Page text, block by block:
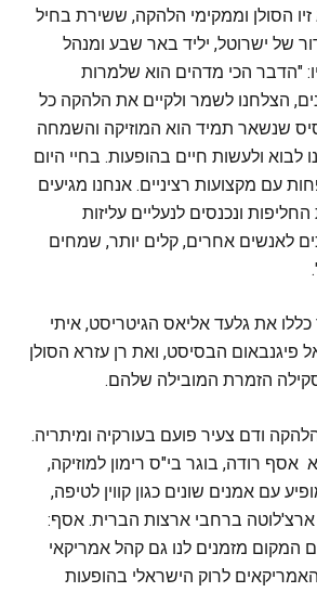
הסולן וממקימי הלהקה, ששירת בחיל
של ישרוטל, יליד באר שבע ומנהל
"הדבר הכי מדהים הוא שלמרות
הצלחנו לשמר ולקיים את הלהקה כל
שנשאר תמיד הוא המוזיקה והשמחה
לבוא ולעשות חיים בהופעות. בחיי היום
עם מקצועות רציניים. אנחנו מגיעים
ונכנסים לנעליים עליזות
לאנשים אחרים, קלים יותר, שמחים
את גלעד אליאס הגיטריסט, איתי
פיגנבאום הבסיסט, ואת רן עזרא הסולן
הזמרת המובילה שלהם.
ודם צעיר פועם בעורקיה ומיתריה.
אסף רודה, בוגר בי"ס רימון למוזיקה,
עם אמנים שונים כגון קווין לטיפה,
ארצ'לוטה ברחבי ארצות הברית. אסף:
המקום מזמנים לנו גם קהל אמריקאי
לרוק הישראלי בהופעות